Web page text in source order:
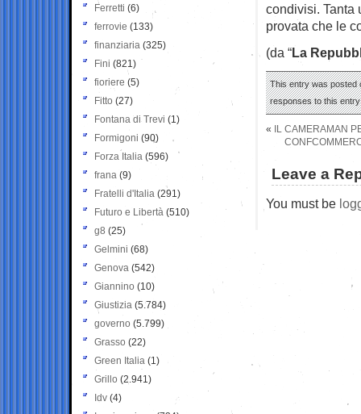
condivisi. Tanta
provata che le
(da “La
This entry was posted
responses to this
«
IL CAMERAMAN
Leave a
You must be
Ferretti (6)
ferrovie (133)
finanziaria (325)
Fini (821)
fioriere (5)
Fitto (27)
Fontana di Trevi (1)
Formigoni (90)
Forza Italia (596)
frana (9)
Fratelli d'Italia (291)
Futuro e Libertà (510)
g8 (25)
Gelmini (68)
Genova (542)
Giannino (10)
Giustizia (5.784)
governo (5.799)
Grasso (22)
Green Italia (1)
Grillo (2.941)
Idv (4)